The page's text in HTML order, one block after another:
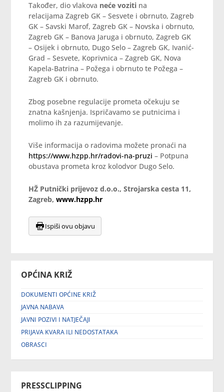
OPĆINA KRIŽ
DOKUMENTI OPĆINE KRIŽ
JAVNA NABAVA
JAVNI POZIVI I NATJEČAJI
PRIJAVA KVARA ILI NEDOSTATAKA
OBRASCI
PRESSCLIPPING
Također, dio vlakova neće voziti na
relacijama Zagreb GK – Sesvete i obrnuto, Zagreb
GK – Savski Marof, Zagreb GK – Novska i obrnuto,
Zagreb GK – Banova Jaruga i obrnuto, Zagreb GK
– Osijek i obrnuto, Dugo Selo – Zagreb GK, Ivanić-
Grad – Sesvete, Koprivnica – Zagreb GK, Nova
Kapela-Batrina – Požega i obrnuto te Požega –
Zagreb GK i obrnuto.
Zbog posebne regulacije prometa očekuju se
znatna kašnjenja. Ispričavamo se putnicima i
molimo ih za razumijevanje.
Više informacija o radovima možete pronaći na
https://www.hzpp.hr/radovi-na-pruzi – Potpuna
obustava prometa kroz kolodvor Dugo Selo.
HŽ Putnički prijevoz d.o.o., Strojarska cesta 11,
Zagreb,www.hzpp.hr
Ispiši ovu objavu